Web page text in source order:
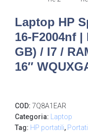
Laptop HP
16-F2004nf |
GB) / I7 /
16″
COD: 7Q8A1EAR
Categoria:
Laptop
Tag: HP portatili,